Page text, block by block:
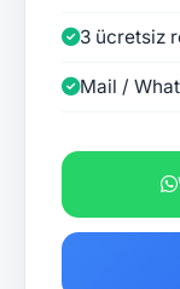
3 ücretsiz
Mail /